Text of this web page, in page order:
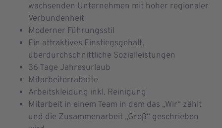
wachsenden Unternehmen mit hoher regionaler
Verbundenheit
Moderner Führungsstil
Ein attraktives Einstiegsgehalt,
überdurchschnittliche Sozialleistungen
36 Tage Jahresurlaub
Mitarbeiterrabatte
Arbeitskleidung inkl. Reinigung
Mitarbeit in einem Team in dem das „Wir“ zählt
und die Zusammenarbeit „Groß“ geschrieben